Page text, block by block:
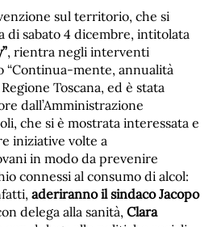
sul territorio, che si
di sabato 4 dicembre, intitolata
, rientra negli interventi
“Continua-mente, annualità
Toscana, ed è stata
dall’Amministrazione
che si è mostrata interessata e
iniziative volte a
in modo da prevenire
connessi al consumo di alcol:
aderiranno il sindaco Jacopo
delega alla sanità, Clara